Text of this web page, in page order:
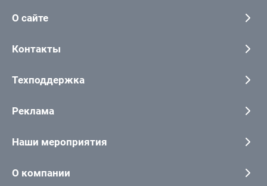
О сайте
Контакты
Техподдержка
Реклама
Наши мероприятия
О компании